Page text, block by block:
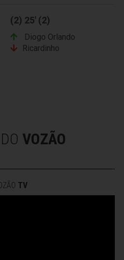
(2) 25' (2)
Diogo Orlando
Ricardinho
VOZÃO
TV